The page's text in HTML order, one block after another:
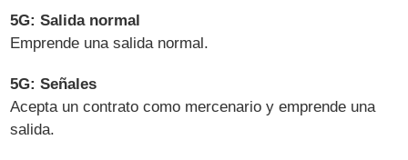
5G: Salida normal
Emprende una salida normal.
5G: Señales
Acepta un contrato como mercenario y emprende una
salida.